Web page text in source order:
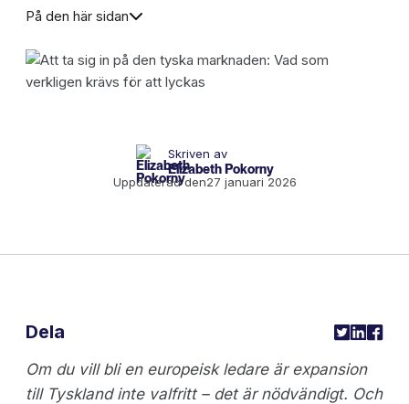
På den här sidan
Skriven av
Elizabeth Pokorny
Uppdaterad den27 januari 2026
Om du vill bli en europeisk ledare är expansion
till Tyskland inte valfritt – det är nödvändigt. Och
Dela